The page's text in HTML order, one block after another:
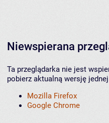
Niewspierana
Ta przeglądarka nie jest
pobierz aktualną wersję
Mozilla Firefox
Google Chrome